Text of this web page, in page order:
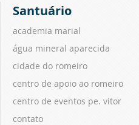
Santuário
academia marial
água mineral aparecida
cidade do romeiro
centro de apoio ao romeiro
centro de eventos pe. vitor
contato